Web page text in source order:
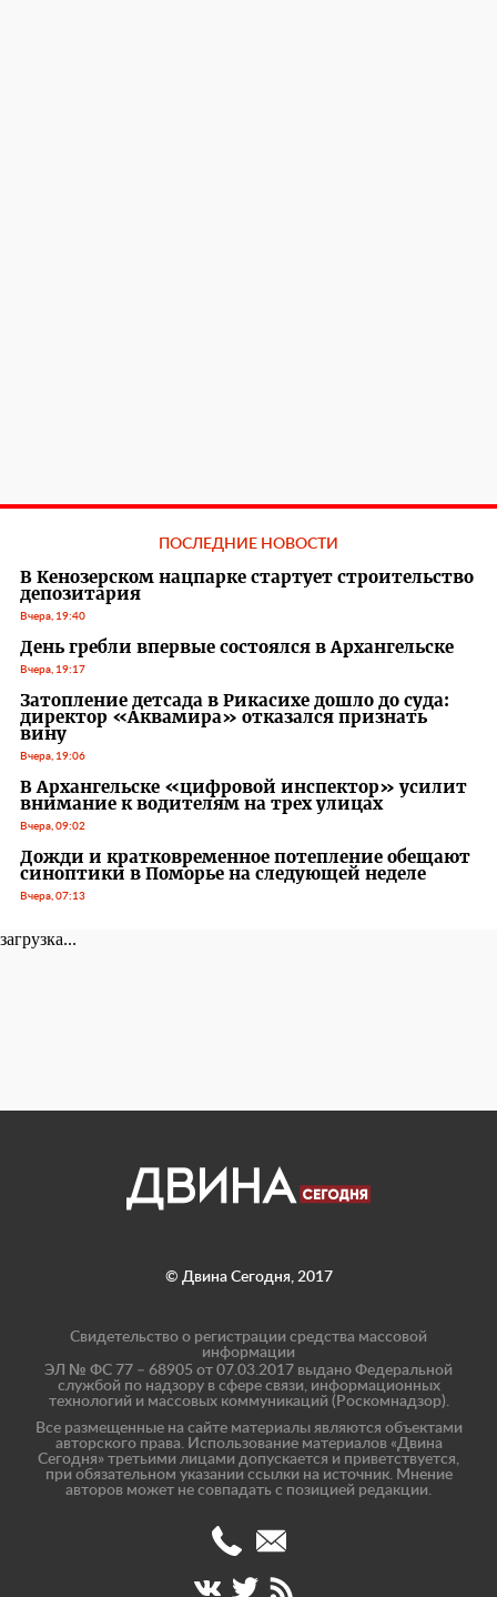
ПОСЛЕДНИЕ НОВОСТИ
В Кенозерском нацпарке стартует строительство
депозитария
Вчера, 19:40
День гребли впервые состоялся в Архангельске
Вчера, 19:17
Затопление детсада в Рикасихе дошло до суда:
директор «Аквамира» отказался признать
вину
Вчера, 19:06
В Архангельске «цифровой инспектор» усилит
внимание к водителям на трех улицах
Вчера, 09:02
Дожди и кратковременное потепление обещают
синоптики в Поморье на следующей неделе
Вчера, 07:13
загрузка...
© Двина Сегодня, 2017
Свидетельство о регистрации средства массовой
информации
ЭЛ № ФС 77 – 68905 от 07.03.2017 выдано Федеральной
службой по надзору в сфере связи, информационных
технологий и массовых коммуникаций (Роскомнадзор).
Все размещенные на сайте материалы являются объектами
авторского права. Использование материалов «Двина
Сегодня» третьими лицами допускается и приветствуется,
при обязательном указании ссылки на источник. Мнение
авторов может не совпадать с позицией редакции.
(8182)
47-
40
info@dvinatoday.ru